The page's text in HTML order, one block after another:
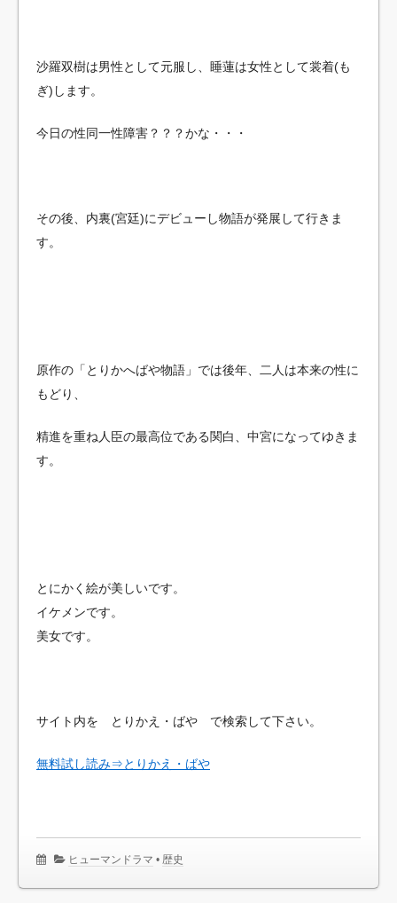
沙羅双樹は男性として元服し、睡蓮は女性として裳着(も
ぎ)します。
今日の性同一性障害？？？かな・・・
その後、内裏(宮廷)にデビューし物語が発展して行きま
す。
原作の「とりかへばや物語」では後年、二人は本来の性に
もどり、
精進を重ね人臣の最高位である関白、中宮になってゆきま
す。
とにかく絵が美しいです。
イケメンです。
美女です。
サイト内を とりかえ・ばや で検索して下さい。
無料試し読み⇒とりかえ・ばや
ヒューマンドラマ • 歴史